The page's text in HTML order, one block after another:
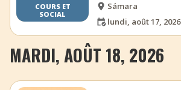
COURS ET
SOCIAL
Sámara
lundi, août 17, 2026
MARDI, AOÛT 18, 2026